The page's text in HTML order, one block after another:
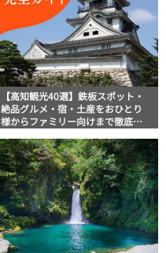
【高知観光40選】鉄板スポット・
絶品グルメ・宿・土産をおひとり
様からファミリー向けまで徹底解